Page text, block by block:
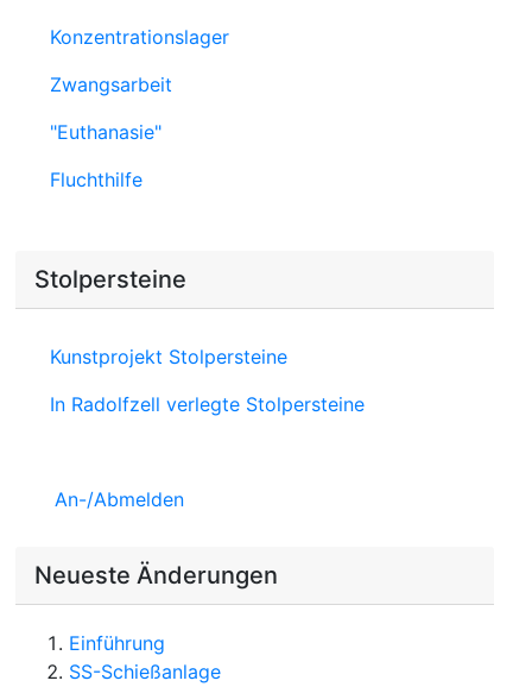
Konzentrationslager
Zwangsarbeit
"Euthanasie"
Fluchthilfe
Stolpersteine
Kunstprojekt Stolpersteine
In Radolfzell verlegte Stolpersteine
An-/Abmelden
Neueste Änderungen
Einführung
SS-Schießanlage